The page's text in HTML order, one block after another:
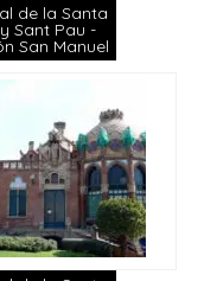
de la Santa
Sant Pau -
San Manuel